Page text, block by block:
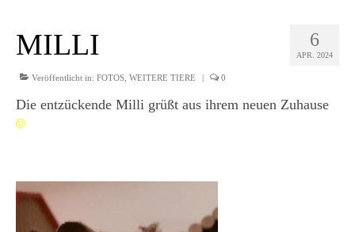
6
APR. 2024
MILLI
Veröffentlicht in: FOTOS WEITERE TIERE | 0
Die entzückende Milli grüßt aus ihrem neuen Zuhause